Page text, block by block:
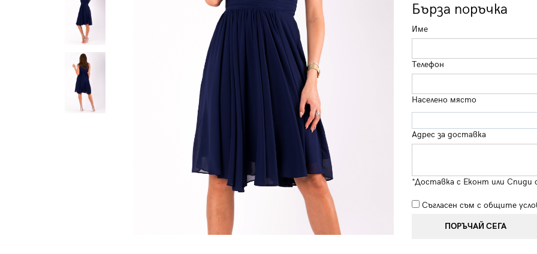
Бърза поръчка
Име
Телефон
Населено място
Адрес за доставка
*Доставка с Еконт или
Съгласен съм с общите
ПОРЪЧАЙ СЕГА